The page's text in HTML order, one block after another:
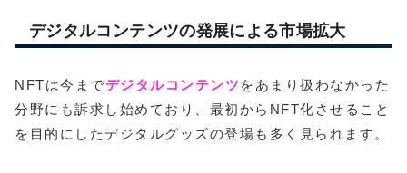
デジタルコンテンツの発展による市場拡大
NFTは今までデジタルコンテンツ をあまり扱わなかった
分野にも訴求し始めており、最初からNFT化させること
を目的にしたデジタルグッズの登場も多く見られます。